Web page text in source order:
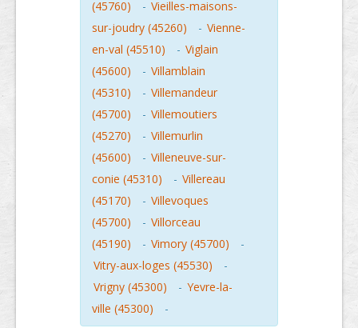
(45760)
- Vieilles-maisons-
sur-joudry (45260)
- Vienne-
en-val (45510)
- Viglain
(45600)
- Villamblain
(45310)
- Villemandeur
(45700)
- Villemoutiers
(45270)
- Villemurlin
(45600)
- Villeneuve-sur-
conie (45310)
- Villereau
(45170)
- Villevoques
(45700)
- Villorceau
(45190)
- Vimory (45700)
-
Vitry-aux-loges (45530)
-
Vrigny (45300)
- Yevre-la-
ville (45300)
-